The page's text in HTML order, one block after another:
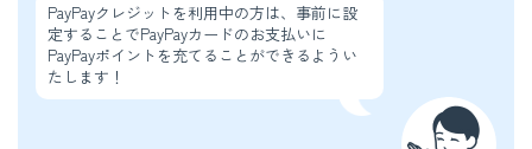
PayPayクレジットを利用中の方は、事前に設
定することでPayPayカードのお支払いに
PayPayポイントを充てることができるようい
たします！